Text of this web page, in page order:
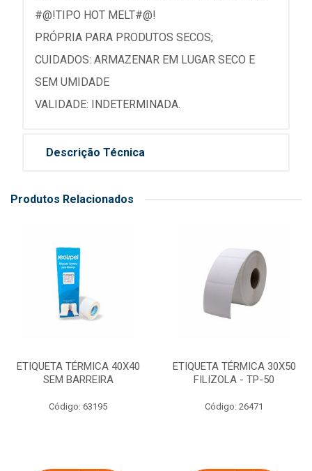
#@!TIPO HOT MELT#@!
PRÓPRIA PARA PRODUTOS SECOS;
CUIDADOS: ARMAZENAR EM LUGAR SECO E
SEM UMIDADE
VALIDADE: INDETERMINADA.
Descrição Técnica
Produtos Relacionados
ETIQUETA TÉRMICA 40X40
SEM BARREIRA
Código: 63195
ETIQUETA TÉRMICA 30X50
FILIZOLA - TP-50
Código: 26471